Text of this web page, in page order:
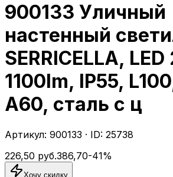
900133 Уличный
настенный
SERRICELLA,
1100lm, IP55,
A60, сталь с ц
Артикул: 900133 · ID: 25738
226,50 руб.386,70-41%
Хочу скидку